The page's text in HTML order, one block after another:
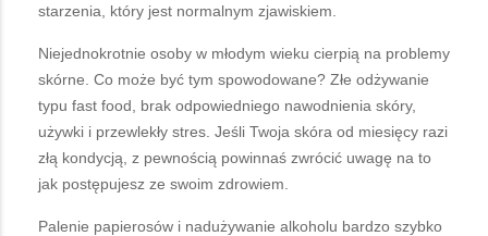
starzenia, który jest normalnym zjawiskiem.
Niejednokrotnie osoby w młodym wieku cierpią na problemy
skórne. Co może być tym spowodowane? Złe odżywanie
typu fast food, brak odpowiedniego nawodnienia skóry,
używki i przewlekły stres. Jeśli Twoja skóra od miesięcy razi
złą kondycją, z pewnością powinnaś zwrócić uwagę na to
jak postępujesz ze swoim zdrowiem.
Palenie papierosów i nadużywanie alkoholu bardzo szybko